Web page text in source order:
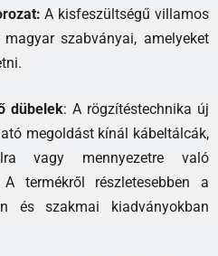
A kisfeszültségű villamos
magyar szabványai, amelyeket
dübelek: A rögzítéstechnika új
megoldást kínál kábeltálcák,
vagy mennyezetre való
termékről részletesebben a
és szakmai kiadványokban